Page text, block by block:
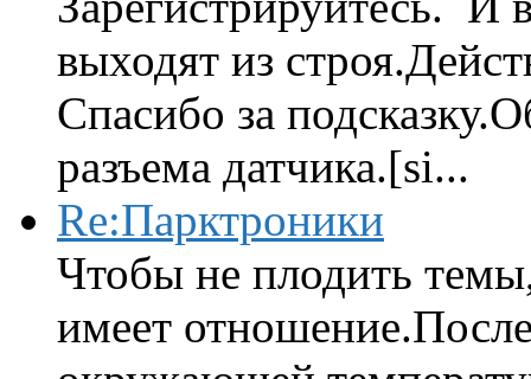
выходят из
Спасибо за
разъема датчика.[si...
Re:Парктроники
Чтобы не плодить
имеет